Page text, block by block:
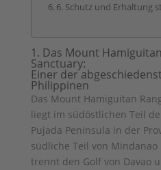
6. Schutz und Erhaltung
1. Das Mount
Sanctuary:
Einer der
Philippinen
Das Mount Hamiguitan
liegt im südöstlichen Teil
Pujada Peninsula in der
südliche Teil von
trennt den Golf von Davao